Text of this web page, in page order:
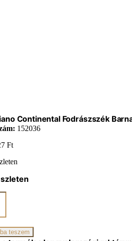
Continental Fodrászszék
152036
Ft
teszem